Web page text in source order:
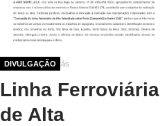
DIVULGAÇÃO
1 ano 5 meses atrás
Linha Ferroviária
de Alta